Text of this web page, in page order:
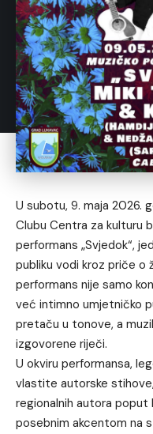
U subotu, 9. maja 2026.
Clubu Centra za kulturu
performans „Svjedok“,
publiku vodi kroz priče o
performans nije samo
već intimno umjetničko
pretaču u tonove, a
izgovorene riječi.
U okviru performansa,
vlastite autorske
regionalnih autora poput
posebnim akcentom na